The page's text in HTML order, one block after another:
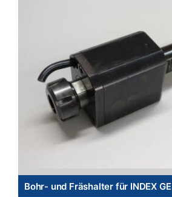
Bohr- und Fräshalter für INDEX GE